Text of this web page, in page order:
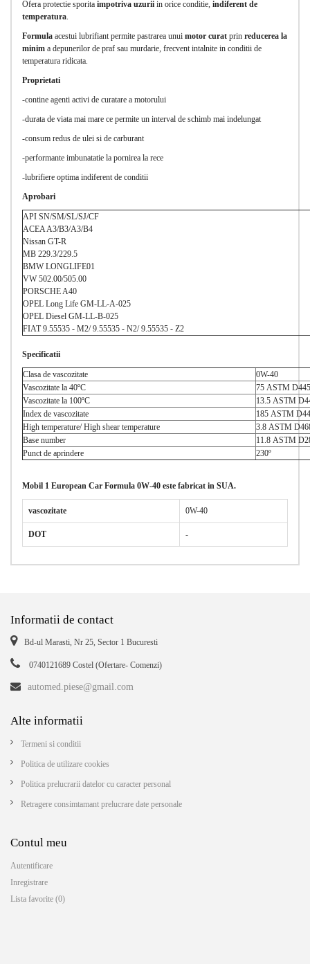
Ofera protectie sporita impotriva uzurii in orice conditie, indiferent de
temperatura.
Formula acestui lubrifiant permite pastrarea unui motor curat prin reducerea la
minim a depunerilor de praf sau murdarie, frecvent intalnite in conditii de
temperatura ridicata.
Proprietati
-contine agenti activi de curatare a motorului
-durata de viata mai mare ce permite un interval de schimb mai indelungat
-consum redus de ulei si de carburant
-performante imbunatatie la pornirea la rece
-lubrifiere optima indiferent de conditii
Aprobari
API SN/SM/SL/SJ/CF
ACEA A3/B3/A3/B4
Nissan GT-R
MB 229.3/229.5
BMW LONGLIFE01
VW 502.00/505.00
PORSCHE A40
OPEL Long Life GM-LL-A-025
OPEL Diesel GM-LL-B-025
FIAT 9.55535 - M2/ 9.55535 - N2/ 9.55535 - Z2
Specificatii
Clasa de vascozitate
0W-40
Vascozitate la 40ºC
75 ASTM D445
Vascozitate la 100ºC
13.5 ASTM
Index de vascozitate
185 ASTM
High temperature/ High shear temperature
3.8 ASTM
Base number
11.8 ASTM
Punct de aprindere
230º
Mobil 1 European Car Formula 0W-40 este fabricat in SUA.
vascozitate 0W-40
DOT -
Informatii de contact
Bd-ul Marasti, Nr 25, Sector 1 Bucuresti
0740121689 Costel (Ofertare- Comenzi)
automed.piese@gmail.com
Alte informatii
Termeni si conditii
Politica de utilizare cookies
Politica prelucrarii datelor cu caracter personal
Retragere consimtamant prelucrare date personale
Contul meu
Autentificare
Inregistrare
Lista favorite (0)